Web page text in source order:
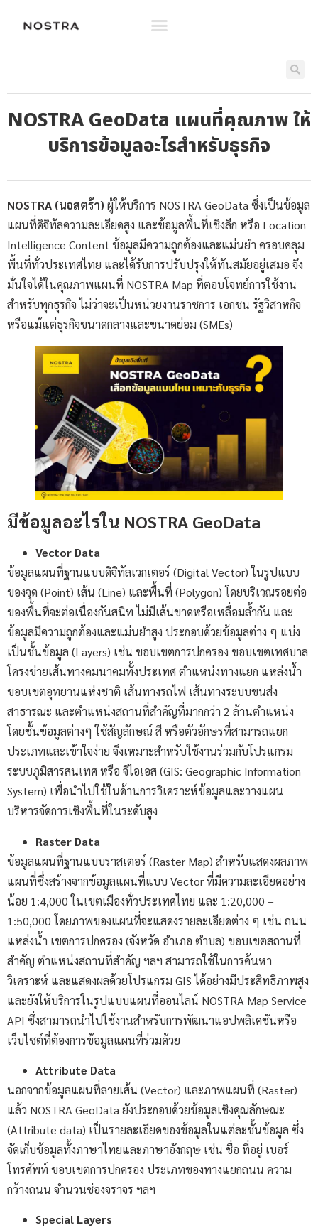
NOSTRA GeoData แผนที่คุณภาพ ให้
บริการข้อมูลอะไรสำหรับธุรกิจ
NOSTRA (นอสตร้า) ผู้ให้บริการ NOSTRA GeoData ซึ่งเป็นข้อมูล
แผนที่ดิจิทัลความละเอียดสูง และข้อมูลพื้นที่เชิงลึก หรือ Location
Intelligence Content ข้อมูลมีความถูกต้องและแม่นยำ ครอบคลุม
พื้นที่ทั่วประเทศไทย และได้รับการปรับปรุงให้ทันสมัยอยู่เสมอ จึง
มั่นใจได้ในคุณภาพแผนที่ NOSTRA Map ที่ตอบโจทย์การใช้งาน
สำหรับทุกธุรกิจ ไม่ว่าจะเป็นหน่วยงานราชการ เอกชน รัฐวิสาหกิจ
หรือแม้แต่ธุรกิจขนาดกลางและขนาดย่อม (SMEs)
มีข้อมูลอะไรใน NOSTRA GeoData
Vector Data
ข้อมูลแผนที่ฐานแบบดิจิทัลเวกเตอร์ (Digital Vector) ในรูปแบบ
ของจุด (Point) เส้น (Line) และพื้นที่ (Polygon) โดยบริเวณรอยต่อ
ของพื้นที่จะต่อเนื่องกันสนิท ไม่มีเส้นขาดหรือเหลื่อมล้ำกัน และ
ข้อมูลมีความถูกต้องและแม่นยำสูง ประกอบด้วยข้อมูลต่าง ๆ แบ่ง
เป็นชั้นข้อมูล (Layers) เช่น ขอบเขตการปกครอง ขอบเขตเทศบาล
โครงข่ายเส้นทางคมนาคมทั้งประเทศ ตำแหน่งทางแยก แหล่งน้ำ
ขอบเขตอุทยานแห่งชาติ เส้นทางรถไฟ เส้นทางระบบขนส่ง
สาธารณะ และตำแหน่งสถานที่สำคัญที่มากกว่า 2 ล้านตำแหน่ง
โดยชั้นข้อมูลต่างๆ ใช้สัญลักษณ์ สี หรือตัวอักษรที่สามารถแยก
ประเภทและเข้าใจง่าย จึงเหมาะสำหรับใช้งานร่วมกับโปรแกรม
ระบบภูมิสารสนเทศ หรือ จีไอเอส (GIS: Geographic Information
System) เพื่อนำไปใช้ในด้านการวิเคราะห์ข้อมูลและวางแผน
บริหารจัดการเชิงพื้นที่ในระดับสูง
Raster Data
ข้อมูลแผนที่ฐานแบบราสเตอร์ (Raster Map) สำหรับแสดงผลภาพ
แผนที่ซึ่งสร้างจากข้อมูลแผนที่แบบ Vector ที่มีความละเอียดอย่าง
น้อย 1:4,000 ในเขตเมืองทั่วประเทศไทย และ 1:20,000 –
1:50,000 โดยภาพของแผนที่จะแสดงรายละเอียดต่าง ๆ เช่น ถนน
แหล่งน้ำ เขตการปกครอง (จังหวัด อำเภอ ตำบล) ขอบเขตสถานที่
สำคัญ ตำแหน่งสถานที่สำคัญ ฯลฯ สามารถใช้ในการค้นหา
วิเคราะห์ และแสดงผลด้วยโปรแกรม GIS ได้อย่างมีประสิทธิภาพสูง
และยังให้บริการในรูปแบบแผนที่ออนไลน์ NOSTRA Map Service
API ซึ่งสามารถนำไปใช้งานสำหรับการพัฒนาแอปพลิเคชันหรือ
เว็บไซต์ที่ต้องการข้อมูลแผนที่ร่วมด้วย
Attribute Data
นอกจากข้อมูลแผนที่ลายเส้น (Vector) และภาพแผนที่ (Raster)
แล้ว NOSTRA GeoData ยังประกอบด้วยข้อมูลเชิงคุณลักษณะ
(Attribute data) เป็นรายละเอียดของข้อมูลในแต่ละชั้นข้อมูล ซึ่ง
จัดเก็บข้อมูลทั้งภาษาไทยและภาษาอังกฤษ เช่น ชื่อ ที่อยู่ เบอร์
โทรศัพท์ ขอบเขตการปกครอง ประเภทของทางแยกถนน ความ
กว้างถนน จำนวนช่องจราจร ฯลฯ
Special Layers